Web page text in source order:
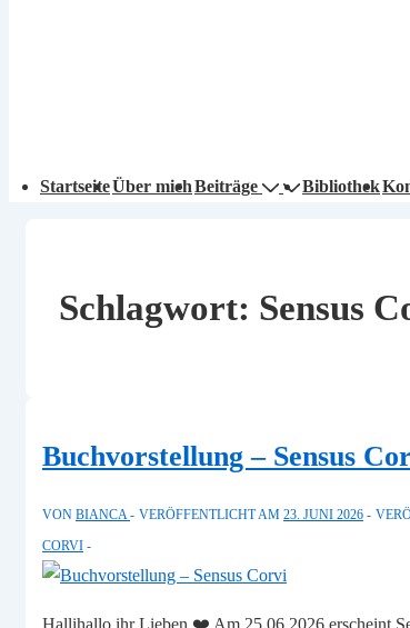
StartseiteÜber michBeiträge Bibliothek
Schlagwort: Sensus
Buchvorstellung – Sensus
VON BIANCA VERÖFFENTLICHT AM 23. JUNI 2026
CORVI